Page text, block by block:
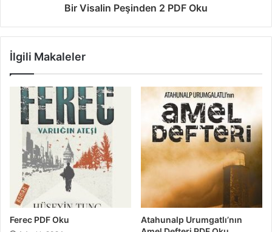
Bir Visalin Peşinden 2 PDF Oku
İlgili Makaleler
Ferec PDF Oku
Atahunalp Urumgatlı’nın